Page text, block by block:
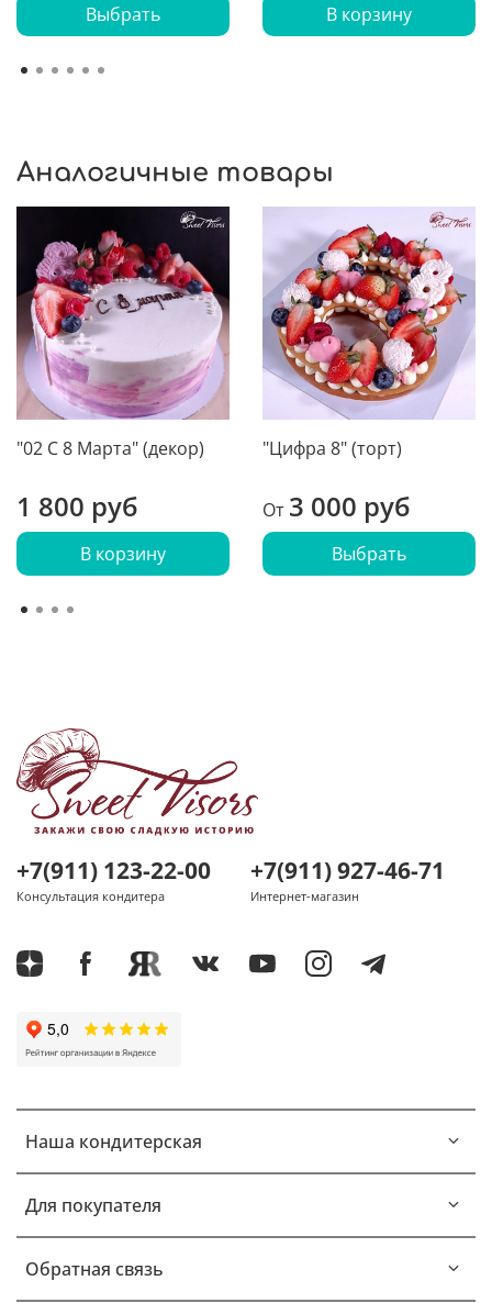
Выбрать В корзину
Аналогичные товары
"02 С 8 Марта" (декор)
1 800 руб
В корзину
"Цифра 8" (торт)
От 3 000 руб
Выбрать
Наша кондитерская
Для покупателя
Обратная связь
+7(911) 123-22-00
Консультация кондитера
+7(911) 927-46-71
Интернет-магазин